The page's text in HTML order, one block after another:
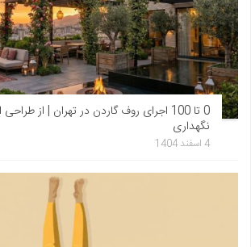
0 تا 100 اجرای روف گاردن در تهران | از
نگهداری
4 اسفند 1404